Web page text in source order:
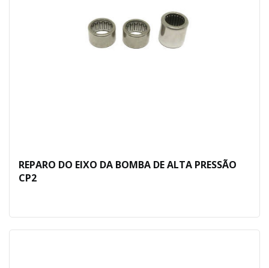
REPARO DO EIXO DA BOMBA DE ALTA PRESSÃO
CP2